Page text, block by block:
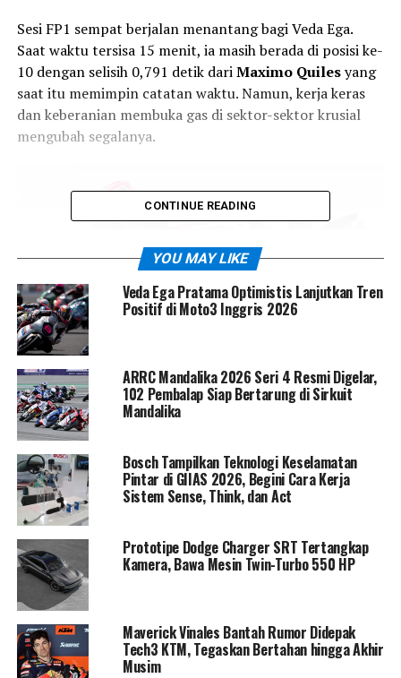
Sesi FP1 sempat berjalan menantang bagi Veda Ega.
Saat waktu tersisa 15 menit, ia masih berada di posisi ke-
10 dengan selisih 0,791 detik dariMaximo Quilesyang
saat itu memimpin catatan waktu. Namun, kerja keras
dan keberanian membuka gas di sektor-sektor krusial
mengubah segalanya.
Memasuki lima menit terakhir, Veda Ega tampil agresif.
Ia melesat ke posisi kedua dan hanya terpaut 0,064 detik
dariAlvaro Carpe, memantik optimisme besar di kubu
Indonesia. Sayangnya, persaingan ketat di menit-menit
akhir membuat posisi terus berubah.
Tekanan meningkat ketikaAdrian Fernandezdan
David Almansa masuk ke dua besar, dengan Fernandez
akhirnya keluar sebagai yang tercepat lewat catatan
waktu 1 menit 41,202 detik. Veda Ega sempat turun ke
posisi kelima sebelum kembali tergeser ke urutan
keenam akibat laju cepatJoel KelsodanGuido Pini.
CONTINUE READING
YOU MAY LIKE
Veda Ega Pratama Optimistis Lanjutkan Tren
Positif di Moto3 Inggris 2026
ARRC Mandalika 2026 Seri 4 Resmi Digelar,
102 Pembalap Siap Bertarung di Sirkuit
Mandalika
Bosch Tampilkan Teknologi Keselamatan
Pintar di GIIAS 2026, Begini Cara Kerja
Sistem Sense, Think, dan Act
Prototipe Dodge Charger SRT Tertangkap
Kamera, Bawa Mesin Twin-Turbo 550 HP
Maverick Vinales Bantah Rumor Didepak
Tech3 KTM, Tegaskan Bertahan hingga Akhir
Musim